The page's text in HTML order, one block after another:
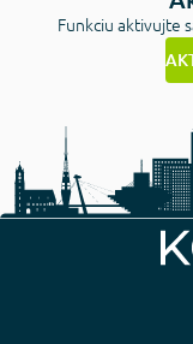
Funkciu aktivujte